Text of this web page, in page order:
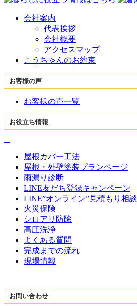
会社案内
代表挨拶
会社概要
アクセスマップ
こうちゃんのお約束
お客様の声
お客様の声一覧
お役立ち情報
屋根カバー工法
屋根・外壁塗装プランページ
雨漏り診断
LINE友だち登録キャンペーン
LINE”オンライン”見積もり相談
火災保険
シロアリ防除
高圧洗浄
よくある質問
完成までの流れ
現場情報
お問い合わせ